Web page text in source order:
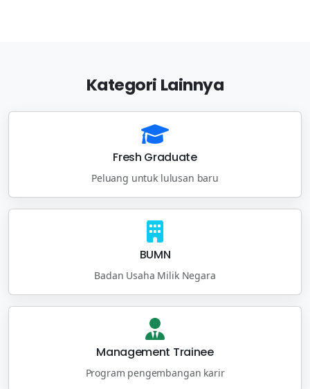
Kategori Lainnya
Fresh Graduate
Peluang untuk lulusan baru
BUMN
Badan Usaha Milik Negara
Management Trainee
Program pengembangan karir